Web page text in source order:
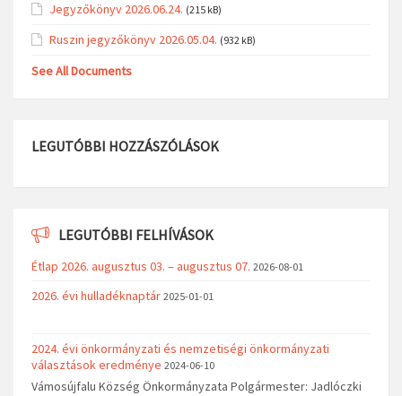
Jegyzőkönyv 2026.06.24. (215 kB)
Ruszin jegyzőkönyv 2026.05.04. (932 kB)
See All Documents
LEGUTÓBBI HOZZÁSZÓLÁSOK
LEGUTÓBBI FELHÍVÁSOK
Étlap 2026. augusztus 03. – augusztus 07. 2026-08-01
2026. évi hulladéknaptár 2025-01-01
2024. évi önkormányzati és nemzetiségi önkormányzati
választások eredménye 2024-06-10
Vámosújfalu Község Önkormányzata Polgármester: Jadlóczki